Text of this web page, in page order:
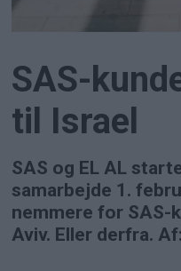
SAS-
til Israel
SAS og EL AL
samarbejde 1.
nemmere for SAS-
Aviv. Eller derfra.